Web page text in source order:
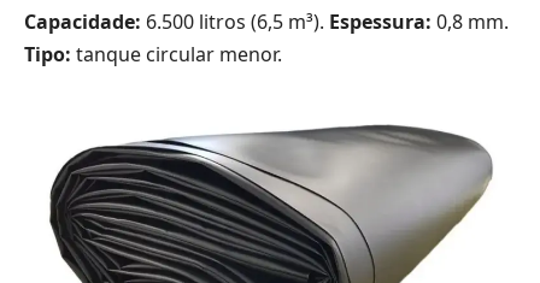
Capacidade: 6.500 litros (6,5 m³). Espessura: 0,8 mm.
Tipo: tanque circular menor.